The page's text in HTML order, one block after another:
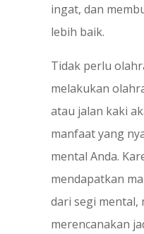
ingat, dan
lebih baik.
Tidak perlu
melakukan
atau jalan kaki
manfaat yang
mental Anda.
mendapatkan
dari segi mental,
merencanakan